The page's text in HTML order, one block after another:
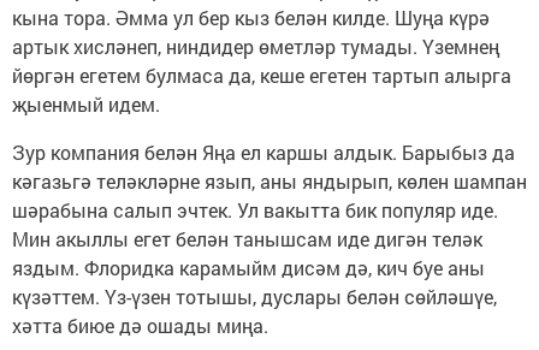
кына тора. Әмма ул бер кыз белән килде. Шуңа күрә
артык хисләнеп, ниндидер өметләр тумады. Үземнең
йөргән егетем булмаса да, кеше егетен тартып алырга
җыенмый идем.
Зур компания белән Яңа ел каршы алдык. Барыбыз да
кәгазьгә теләкләрне язып, аны яндырып, көлен шампан
шәрабына салып эчтек. Ул вакытта бик популяр иде.
Мин акыллы егет белән танышсам иде дигән теләк
яздым. Флоридка карамыйм дисәм дә, кич буе аны
күзәттем. Үз-үзен тотышы, дуслары белән сөйләшүе,
хәтта биюе дә ошады миңа.